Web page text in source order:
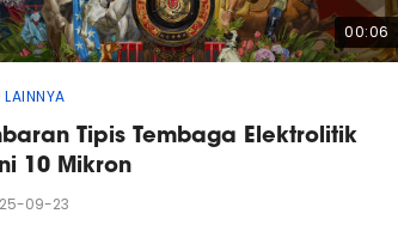
00:06
LAINNYA
Tipis Tembaga Elektrolitik
10 Mikron
09-23